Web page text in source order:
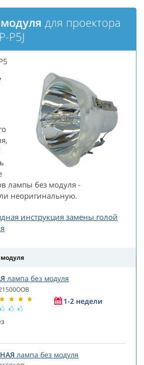
для проектора
P5J
лампы без модуля -
неоригинальную.
инструкция замены голой
лампа без модуля
1-2 недели
лампа без модуля